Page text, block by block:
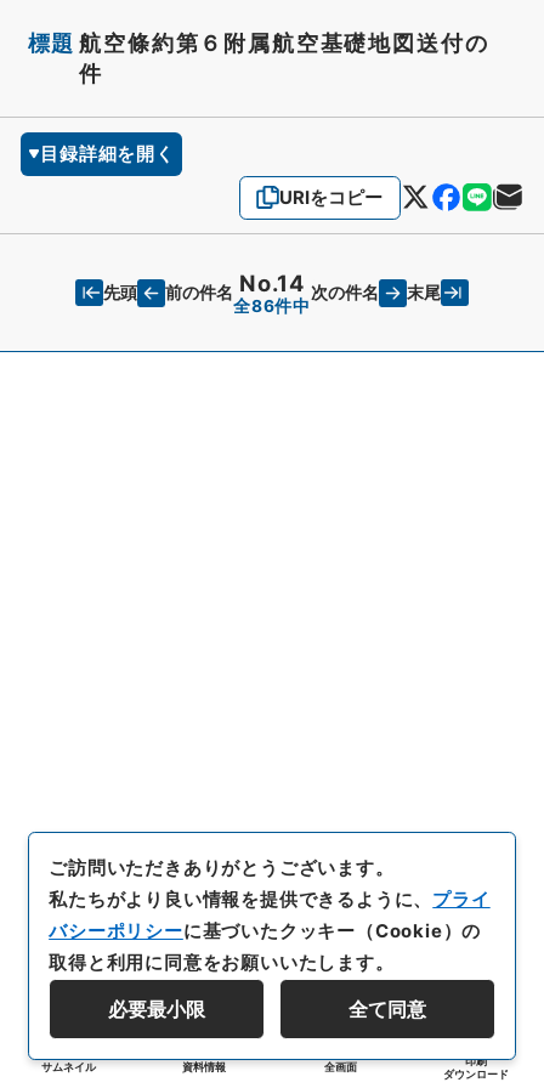
標題 航空條約第６附属航空基礎地図送付の
件
目録詳細を開く
URIをコピー
先頭 前の件名 No.14
全86件中
次の件名 末尾
サムネイル 資料情報 全画面
印刷
ダウンロード
ご訪問いただきありがとうございます。
私たちがより良い情報を提供できるように、 プライ
バシーポリシーに基づいたクッキー（Cookie）の
取得と利用に同意をお願いいたします。
必要最小限 全て同意